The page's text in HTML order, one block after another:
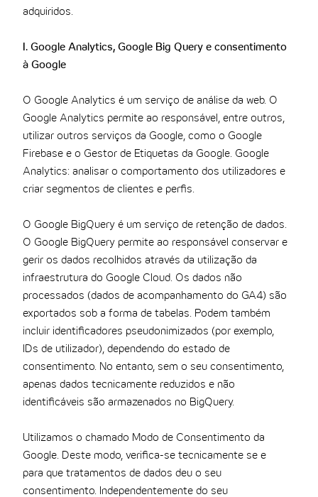
adquiridos.
I. Google Analytics, Google Big Query e consentimento
à Google
O Google Analytics é um serviço de análise da web. O
Google Analytics permite ao responsável, entre outros,
utilizar outros serviços da Google, como o Google
Firebase e o Gestor de Etiquetas da Google. Google
Analytics: analisar o comportamento dos utilizadores e
criar segmentos de clientes e perfis.
O Google BigQuery é um serviço de retenção de dados.
O Google BigQuery permite ao responsável conservar e
gerir os dados recolhidos através da utilização da
infraestrutura do Google Cloud. Os dados não
processados (dados de acompanhamento do GA4) são
exportados sob a forma de tabelas. Podem também
incluir identificadores pseudonimizados (por exemplo,
IDs de utilizador), dependendo do estado de
consentimento. No entanto, sem o seu consentimento,
apenas dados tecnicamente reduzidos e não
identificáveis são armazenados no BigQuery.
Utilizamos o chamado Modo de Consentimento da
Google. Deste modo, verifica-se tecnicamente se e
para que tratamentos de dados deu o seu
consentimento. Independentemente do seu